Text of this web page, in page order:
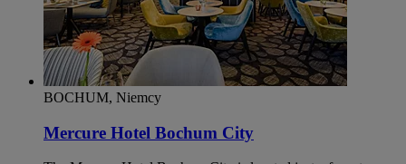
BOCHUM, Niemcy
Mercure Hotel Bochum City